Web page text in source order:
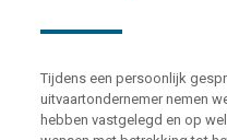
Tijdens een persoonlijk
uitvaartondernemer nemen
hebben vastgelegd en op